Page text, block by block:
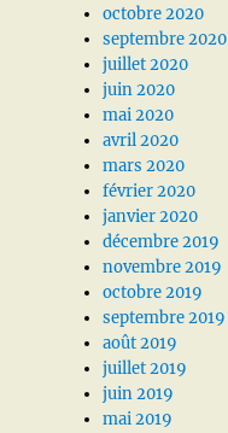
octobre 2020
septembre 2020
juillet 2020
juin 2020
mai 2020
avril 2020
mars 2020
février 2020
janvier 2020
décembre 2019
novembre 2019
octobre 2019
septembre 2019
août 2019
juillet 2019
juin 2019
mai 2019